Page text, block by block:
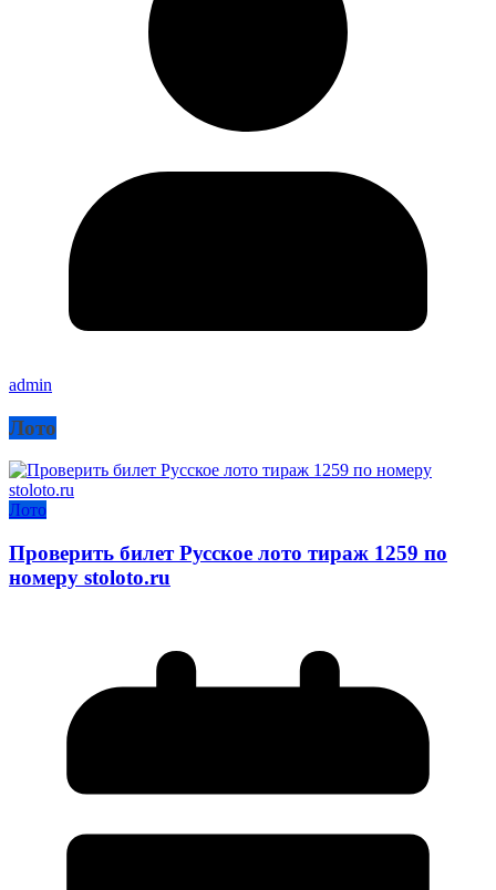
admin
Лото
Лото
Проверить билет Русское лото тираж 1259 по
номеру stoloto.ru